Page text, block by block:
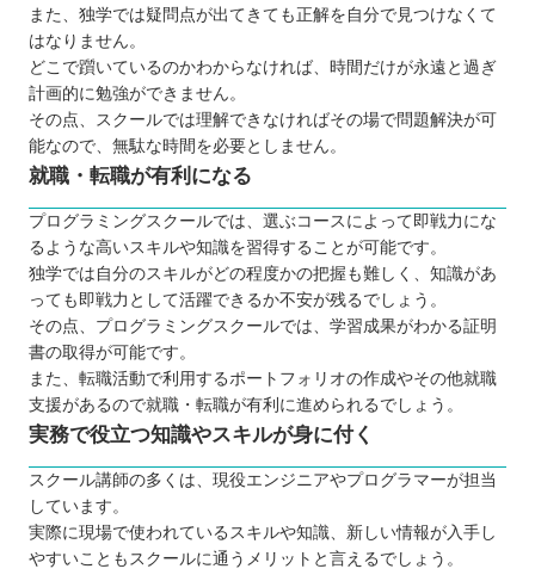
また、独学では疑問点が出てきても正解を自分で見つけなくて
はなりません。
どこで躓いているのかわからなければ、時間だけが永遠と過ぎ
計画的に勉強ができません。
その点、スクールでは理解できなければその場で問題解決が可
能なので、無駄な時間を必要としません。
就職・転職が有利になる
プログラミングスクールでは、選ぶコースによって即戦力にな
るような高いスキルや知識を習得することが可能です。
独学では自分のスキルがどの程度かの把握も難しく、知識があ
っても即戦力として活躍できるか不安が残るでしょう。
その点、プログラミングスクールでは、学習成果がわかる証明
書の取得が可能です。
また、転職活動で利用するポートフォリオの作成やその他就職
支援があるので就職・転職が有利に進められるでしょう。
実務で役立つ知識やスキルが身に付く
スクール講師の多くは、現役エンジニアやプログラマーが担当
しています。
実際に現場で使われているスキルや知識、新しい情報が入手し
やすいこともスクールに通うメリットと言えるでしょう。